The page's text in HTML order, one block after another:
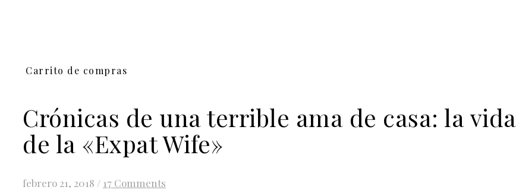
Carrito de compras
Crónicas de una terrible ama de casa: la vida
de la «Expat Wife»
febrero 21, 2018 / 17 Comments